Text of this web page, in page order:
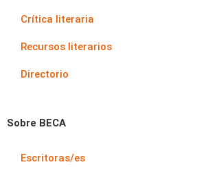
Crítica literaria
Recursos literarios
Directorio
Sobre BECA
Escritoras/es